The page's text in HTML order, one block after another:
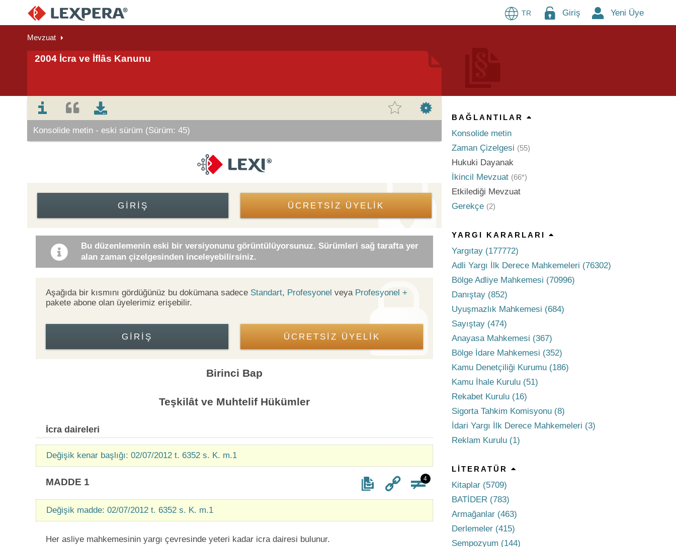
TR Giriş Yeni Üye
Mevzuat
2004 İcra ve İflâs Kanunu
Konsolide metin - eski sürüm (Sürüm: 45)
GIRIŞ ÜCRETSİZ ÜYELİK
Bu düzenlemenin eski bir versiyonunu görüntülüyorsunuz. Sürümleri sağ tarafta yer
alan zaman çizelgesinden inceleyebilirsiniz.
Aşağıda bir kısmını gördüğünüz bu dokümana sadece Standart, Profesyonel veya Profesyonel +
pakete abone olan üyelerimiz erişebilir.
GIRIŞ ÜCRETSİZ ÜYELİK
Birinci Bap
Teşkilât ve Muhtelif Hükümler
İcra daireleri
Değişik kenar başlığı: 02/07/2012 t. 6352 s. K. m.1
MADDE 1 4
Değişik madde: 02/07/2012 t. 6352 s. K. m.1
Her asliye mahkemesinin yargı çevresinde yeteri kadar icra dairesi bulunur.
BAĞLANTILAR
Konsolide metin
Zaman Çizelgesi (55)
Hukuki Dayanak
İkincil Mevzuat (66*)
Etkilediği Mevzuat
Gerekçe (2)
YARGI KARARLARI
Yargıtay (177772)
Adli Yargı İlk Derece Mahkemeleri (76302)
Bölge Adliye Mahkemesi (70996)
Danıştay (852)
Uyuşmazlık Mahkemesi (684)
Sayıştay (474)
Anayasa Mahkemesi (367)
Bölge İdare Mahkemesi (352)
Kamu Denetçiliği Kurumu (186)
Kamu İhale Kurulu (51)
Rekabet Kurulu (16)
Sigorta Tahkim Komisyonu (8)
İdari Yargı İlk Derece Mahkemeleri (3)
Reklam Kurulu (1)
LITERATÜR
Kitaplar (5709)
BATİDER (783)
Armağanlar (463)
Derlemeler (415)
Sempozyum (144)